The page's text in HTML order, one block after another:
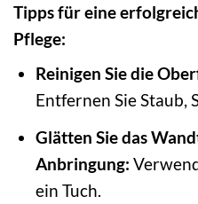
Tipps für eine
Pflege:
Reinigen Sie die
Entfernen Sie Staub,
Glätten Sie das
Anbringung:
ein Tuch.